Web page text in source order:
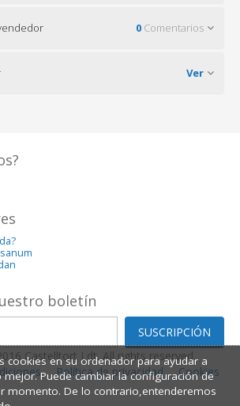
0 Comentarios
Ver
boletín
SUSCRIPCIÓN
Castelltort Ldt. All rights reserved.
Política de privacidad
Cookies
cookies en su ordenador para ayudar a
mejor. Puede cambiar la configuración de
momento. De lo contrario,entenderemos